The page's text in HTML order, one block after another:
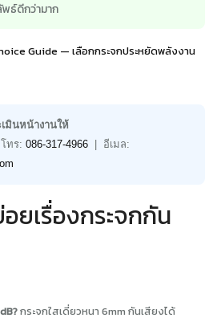
ธ์ดีกว่ามาก
Guide — เลือกกระจกประหยัดพลังงาน
มินหน้างานให้
ทร: 086-317-4966 | อีเมล:
ยเรื่องกระจกกัน
กระจกใสเดี่ยวหนา 6mm กันเสียงได้